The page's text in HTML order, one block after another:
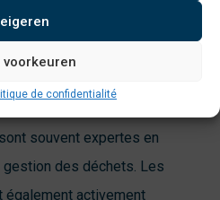
voorkeuren
de confidentialité
souvent expertes en
des déchets. Les
activement